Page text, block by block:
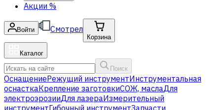
Акции %
Войти Смотрел
Корзина
Каталог
Поиск
ОснащениеРежущий инструментИнструментальная
оснасткаКрепление заготовкиСОЖ, маслаДля
электроэрозииДля лазераИзмерительный
инструментГибочный инструментЗапчасти